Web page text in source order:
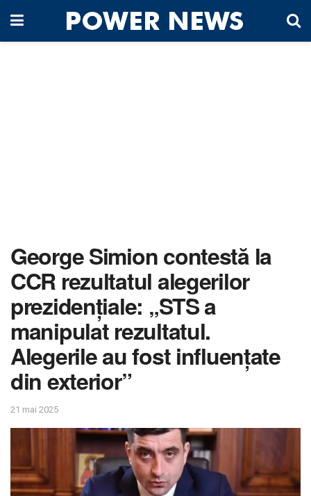
George Simion contestă la
CCR rezultatul alegerilor
prezidențiale: „STS a
manipulat rezultatul.
Alegerile au fost influențate
din exterior”
21 mai 2025